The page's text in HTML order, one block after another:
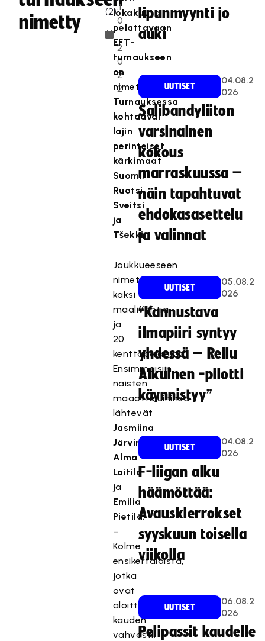
nimetty
.1
0
.
2
0
2
2
lokakuuta
pelattavaan
EFT-
turnaukseen
on
nimetty.
Turnauksessa
kohtaavat
lajin
perinteiset
kärkimaat
Suomi,
Ruotsi,
Sveitsi
ja
Tšekki.
Joukkueeseen
nimettiin
kaksi
maalivahtia
ja
20
kenttäpelaajaa.
Ensimmäisiin
naisten
maaotteluihinsa
lähtevät
Jasmiina
Järvinen
Alma
Laitila
ja
Emilia
Pietilä.
–
Kolme
ensikertalaista,
jotka
ovat
aloittaneet
kauden
vahvasti.
lipunmyynti jo
auki
UUTISET
04.08.2
026
Salibandyliiton
varsinainen
kokous
marraskuussa –
näin tapahtuvat
ehdokasasettelu
ja valinnat
UUTISET
05.08.2
026
“Kannustava
ilmapiiri syntyy
yhdessä – Reilu
Aikuinen -pilotti
käynnistyy”
UUTISET
04.08.2
026
F-liigan alku
häämöttää:
Avauskierrokset
syyskuun toisella
viikolla
UUTISET
06.08.2
026
Pelipassit kaudelle